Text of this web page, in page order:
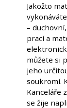
Jakožto
–
prací a
můžete si
jeho
soukromí.
Kanceláře
se žije